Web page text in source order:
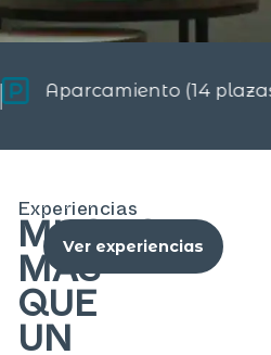
Descuentos exclusivos
Experiencias
MUCHO
MÁS
QUE
UN
Ver experiencias